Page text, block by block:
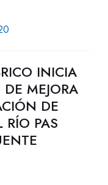
INICIA
MEJORA
DE
RÍO PAS